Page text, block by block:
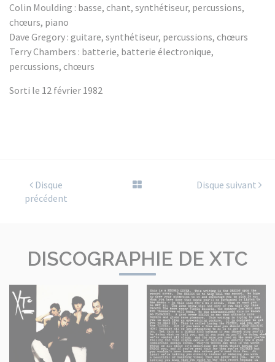
Colin Moulding : basse, chant, synthétiseur, percussions,
chœurs, piano
Dave Gregory : guitare, synthétiseur, percussions, chœurs
Terry Chambers : batterie, batterie électronique,
percussions, chœurs
Sorti le 12 février 1982
Disque
précédent
Disque suivant
DISCOGRAPHIE DE XTC